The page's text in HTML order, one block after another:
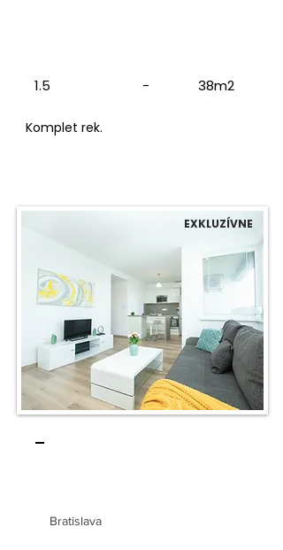
1.5 - 38m2
Komplet rek.
EXKLUZÍVNE
-
Bratislava